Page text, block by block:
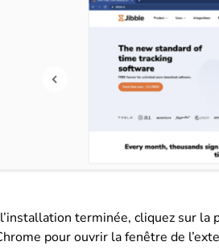
terminée, cliquez sur la
pour ouvrir la fenêtre de